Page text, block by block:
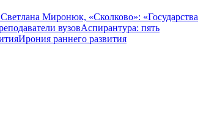
Светлана Миронюк, «Сколково»: «Государства
Аспирантура: пять
Ирония раннего развития